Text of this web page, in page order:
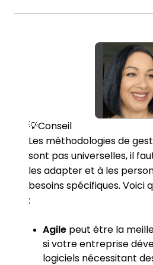
💡Conseil
Les méthodologies de
sont pas universelles, il
les adapter et à les
besoins spécifiques. Voici
:
Agile peut être la
si votre entreprise
logiciels nécessitant